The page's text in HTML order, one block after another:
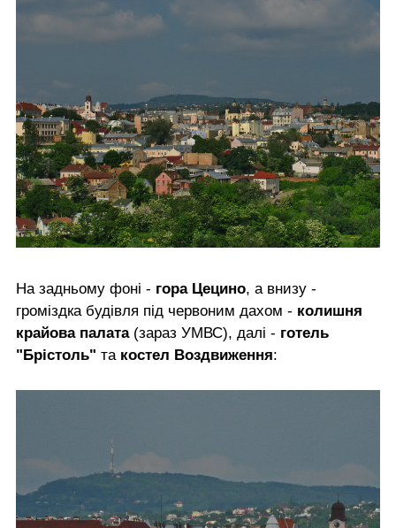
На задньому фоні - гора Цецино, а внизу -
громіздка будівля під червоним дахом - колишня
крайова палата(зараз УМВС), далі - готель
"Брістоль" та костел Воздвиження: